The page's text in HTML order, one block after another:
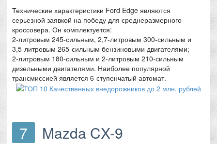
Технические характеристики Ford Edge являются
серьезной заявкой на победу для среднеразмерного
кроссовера. Он комплектуется:
2-литровым 245-сильным, 2,7-литровым 300-сильным и
3,5-литровым 265-сильным бензиновыми двигателями;
2-литровым 180-сильным и 2-литровым 210-сильным
дизельными двигателями. Наиболее популярной
трансмиссией является 6-ступенчатый автомат.
7 Mazda CX-9